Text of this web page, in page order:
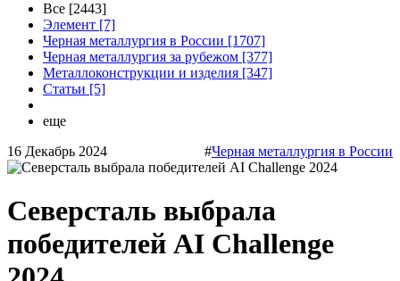
Все [2443]
Элемент [7]
Черная металлургия в России [1707]
Черная металлургия за рубежом [377]
Металлоконструкции и изделия [347]
Статьи [5]
еще
16 Декабрь 2024
#Черная металлургия в России
Северсталь выбрала
победителей AI Challenge